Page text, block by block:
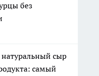
без
сыр
самый